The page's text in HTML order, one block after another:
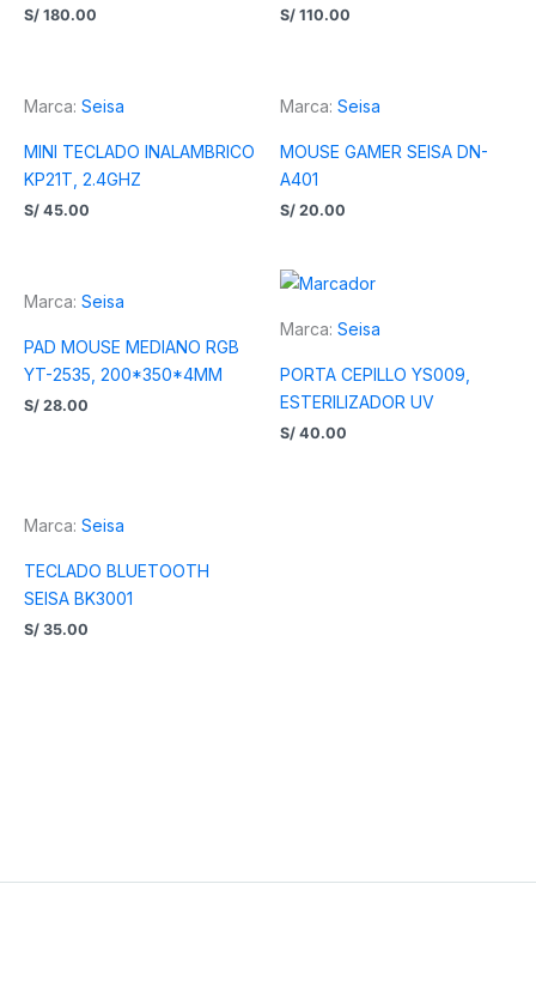
S/ 180.00 S/ 110.00
Marca: Seisa
MINI TECLADO INALAMBRICO
KP21T, 2.4GHZ
S/ 45.00
Marca: Seisa
MOUSE GAMER SEISA DN-
A401
S/ 20.00
Marca: Seisa
PAD MOUSE MEDIANO RGB
YT-2535, 200*350*4MM
S/ 28.00
Marca: Seisa
PORTA CEPILLO YS009,
ESTERILIZADOR UV
S/ 40.00
Marca: Seisa
TECLADO BLUETOOTH
SEISA BK3001
S/ 35.00